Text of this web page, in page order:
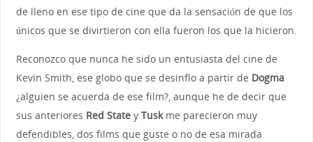
de lleno en ese tipo de cine que da la sensación de que los
únicos que se divirtieron con ella fueron los que la hicieron.
Reconozco que nunca he sido un entusiasta del cine de
Kevin Smith, ese globo que se desinflo a partir de Dogma
¿alguien se acuerda de ese film?, aunque he de decir que
sus anteriores Red Statey Tuskme parecieron muy
defendibles, dos films que guste o no de esa mirada